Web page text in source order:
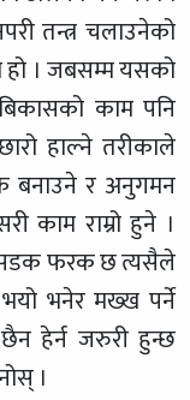
तन्त्र चलाउनेको
। जबसम्म यसको
काम पनि
हाल्ने तरीकाले
बनाउने र अनुगमन
काम राम्रो हुने ।
सडक फरक छ त्यसैले
भनेर मख्ख पर्ने
हेर्न जरुरी हुन्छ
।